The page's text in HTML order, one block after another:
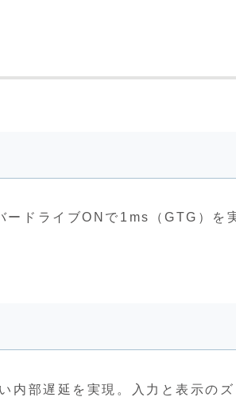
ドライブONで1ms（GTG）を
内部遅延を実現。入力と表示の